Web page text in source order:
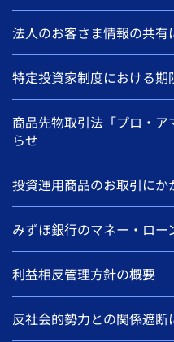
法人のお客さま情報の共有
特定投資家制度における期
商品先物取引法「プロ・
らせ
投資運用商品のお取引に
みずほ銀行のマネー・ロ
利益相反管理方針の概要
反社会的勢力との関係遮